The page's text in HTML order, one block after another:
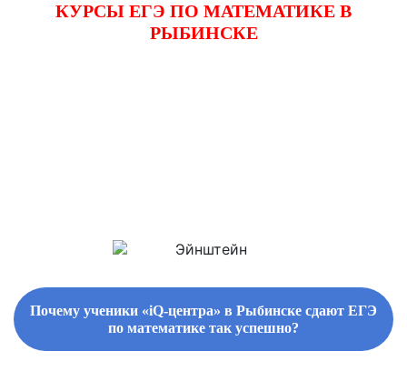
КУРСЫ ЕГЭ ПО МАТЕМАТИКЕ В
РЫБИНСКЕ
Почему ученики «iQ-центра» в Рыбинске сдают ЕГЭ
по математике так успешно?